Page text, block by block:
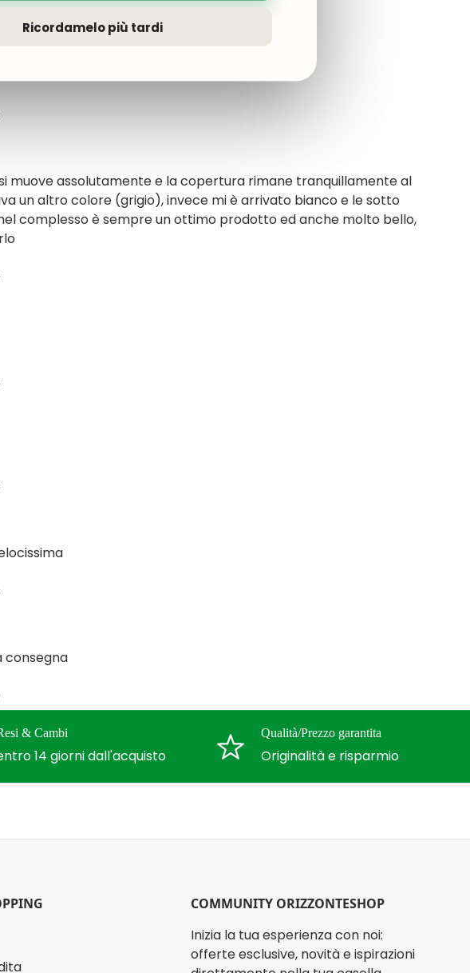
eccellenti
muove assolutamente e la copertura rimane tranquillamente al
un altro colore (grigio), invece mi è arrivato bianco e le sotto
complesso è sempre un ottimo prodotto ed anche molto bello,
consegna
& Cambi
14 giorni dall'acquisto
Qualità/Prezzo garantita
Originalità e risparmio
COMMUNITY ORIZZONTESHOP
Inizia la tua esperienza con noi:
offerte esclusive, novità e ispirazioni
Ricordamelo più tardi